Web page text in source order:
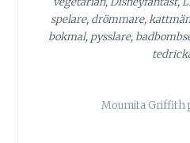
spelare, drömmare,
bokmal, pysslare,
Moumita Griffith